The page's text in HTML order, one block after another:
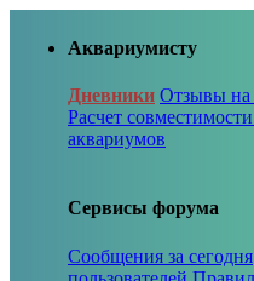
Аквариумисту
Дневники Отзывы на
Расчет
аквариумов
Сервисы форума
Сообщения за сегодня